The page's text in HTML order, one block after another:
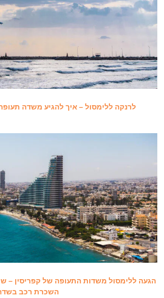
לרנקה ללימסול – איך להגיע משדה
הגעה ללימסול משדות התעופה של קפריסין –
השכרת רכב